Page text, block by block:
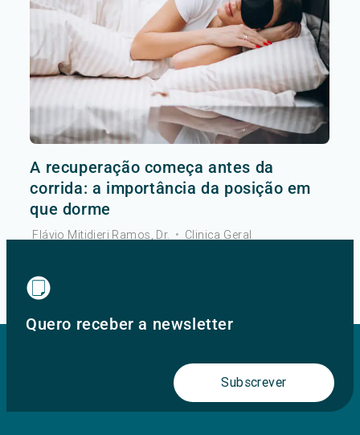
A recuperação começa antes da
corrida: a importância da posição em
que dorme
Flávio Mitidieri Ramos, Dr. • Clinica Geral
Quero receber a newsletter
Subscrever